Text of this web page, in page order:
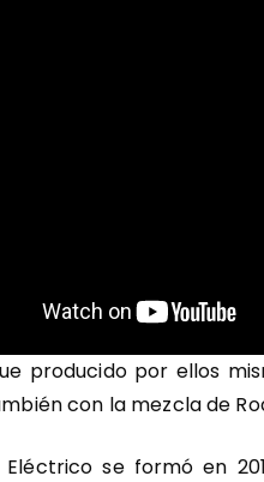
producido por ellos
con la mezcla de
Eléctrico se formó en